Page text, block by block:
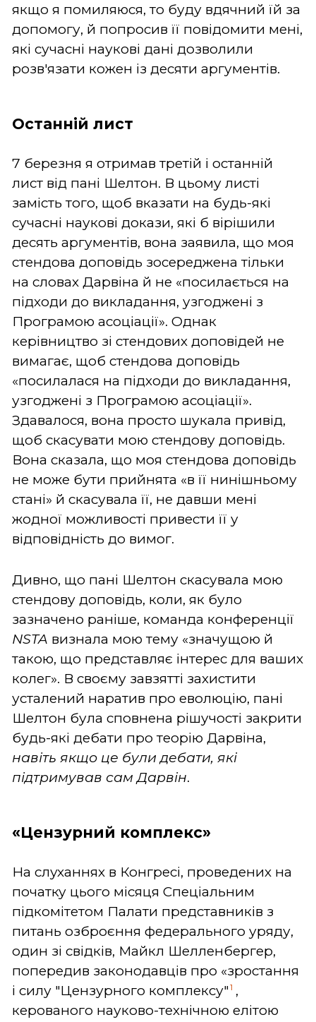
якщо я помиляюся, то буду вдячний їй за
допомогу, й попросив її повідомити мені,
які сучасні наукові дані дозволили
розв'язати кожен із десяти аргументів.
Останній лист
7 березня я отримав третій і останній
лист від пані Шелтон. В цьому листі
замість того, щоб вказати на будь-які
сучасні наукові докази, які б вірішили
десять аргументів, вона заявила, що моя
стендова доповідь зосереджена тільки
на словах Дарвіна й не «посилається на
підходи до викладання, узгоджені з
Програмою асоціації». Однак
керівництво зі стендових доповідей не
вимагає, щоб стендова доповідь
«посилалася на підходи до викладання,
узгоджені з Програмою асоціації».
Здавалося, вона просто шукала привід,
щоб скасувати мою стендову доповідь.
Вона сказала, що моя стендова доповідь
не може бути прийнята «в її нинішньому
стані» й скасувала її, не давши мені
жодної можливості привести її у
відповідність до вимог.
Дивно, що пані Шелтон скасувала мою
стендову доповідь, коли, як було
зазначено раніше, команда конференції
NSTA визнала мою тему «значущою й
такою, що представляє інтерес для ваших
колег». В своєму завзятті захистити
усталений наратив про еволюцію, пані
Шелтон була сповнена рішучості закрити
будь-які дебати про теорію Дарвіна,
навіть якщо це були дебати, які
підтримував сам Дарвін.
«Цензурний комплекс»
На слуханнях в Конгресі, проведених на
початку цього місяця Спеціальним
підкомітетом Палати представників з
питань озброєння федерального уряду,
один зі свідків, Майкл Шелленбергер,
попередив законодавців про «зростання
і силу "Цензурного комплексу"1 ,
керованого науково-технічною елітою